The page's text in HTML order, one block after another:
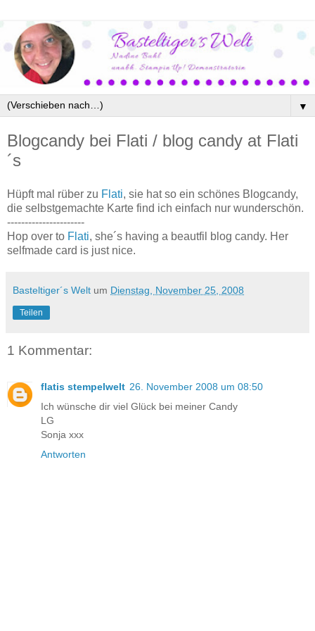
▼
Blogcandy bei Flati / blog candy at Flati
´s
Hüpft mal rüber zu Flati, sie hat so ein schönes Blogcandy,
die selbstgemachte Karte find ich einfach nur wunderschön.
----------------------
Hop over to Flati, she´s having a beautfil blog candy. Her
selfmade card is just nice.
Basteltiger´s Welt um Dienstag, November 25, 2008
Teilen
1 Kommentar:
flatis stempelwelt 26. November 2008 um 08:50
Ich wünsche dir viel Glück bei meiner Candy
LG
Sonja xxx
Antworten